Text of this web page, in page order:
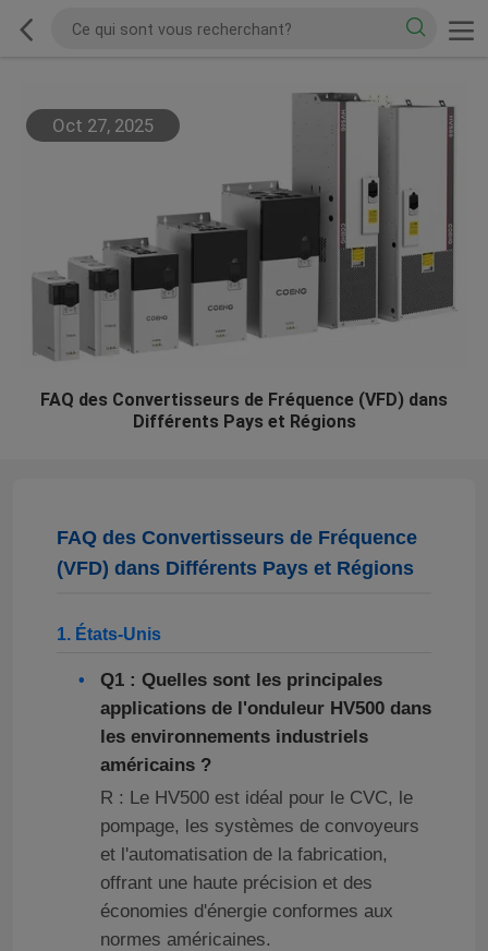
Oct 27, 2025
FAQ des Convertisseurs de Fréquence (VFD) dans
Différents Pays et Régions
FAQ des Convertisseurs de Fréquence
(VFD) dans Différents Pays et Régions
1. États-Unis
Q1 : Quelles sont les principales
applications de l'onduleur HV500 dans
les environnements industriels
américains ?
R : Le HV500 est idéal pour le CVC, le
pompage, les systèmes de convoyeurs
et l'automatisation de la fabrication,
offrant une haute précision et des
économies d'énergie conformes aux
normes américaines.